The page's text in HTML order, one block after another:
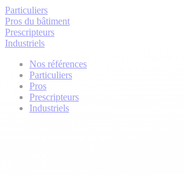
Particuliers
Pros du bâtiment
Prescripteurs
Industriels
Nos références
Particuliers
Pros
Prescripteurs
Industriels